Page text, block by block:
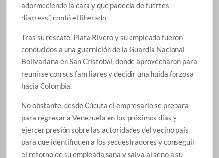
adormeciendo la cara y que padecía de fuertes
diarreas”, contó el liberado.
Tras su rescate, Plata Rivero y su empleado fueron
conducidos a una guarnición de la Guardia Nacional
Bolivariana en San Cristóbal, donde aprovecharon para
reunirse con sus familiares y decidir una huida forzosa
hacia Colombia.
No obstante, desde Cúcuta el empresario se prepara
para regresar a Venezuela en los próximos días y
ejercer presión sobre las autoridades del vecino país
para que identifiquen a los secuestradores y conseguir
el retorno de su empleada sana y salva al seno a su